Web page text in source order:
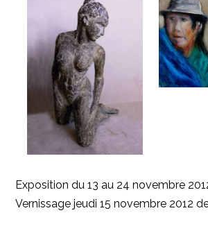
Exposition du 13 au 24 novembre
Vernissage jeudi 15 novembre 2012